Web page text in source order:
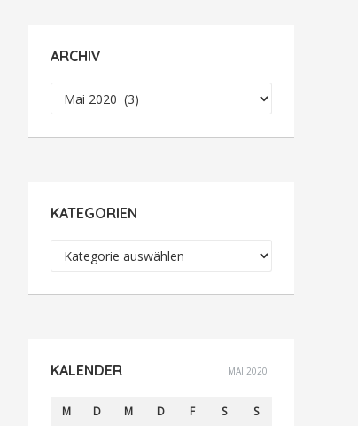
ARCHIV
Archiv
KATEGORIEN
KALENDER MAI 2020
M D M D F S S